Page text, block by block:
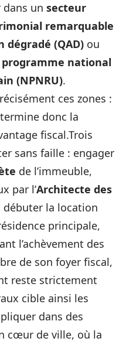
un secteur
remarquable
(QAD) ou
programme national
(NPNRU).
ces zones :
donc la
fiscal.Trois
sans faille : engager
de l’immeuble,
par l’Architecte des
débuter la location
principale,
l’achèvement des
de son foyer fiscal,
reste strictement
cible ainsi les
dans des
cœur de ville, où la